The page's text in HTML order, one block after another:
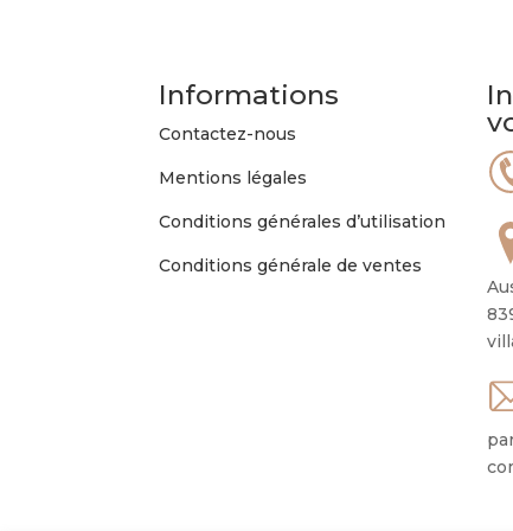
Informations
Contactez-nous
Mentions légales
Conditions générales d’utilisation
Conditions générale de ventes